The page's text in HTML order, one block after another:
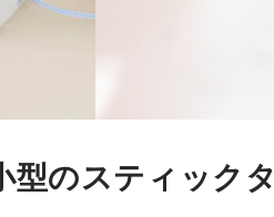
型のスティックタ